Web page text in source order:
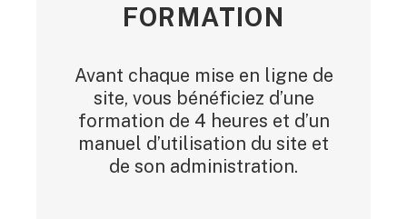
FORMATION
Avant chaque mise en ligne de
site, vous bénéficiez d’une
formation de 4 heures et d’un
manuel d’utilisation du site et
de son administration.